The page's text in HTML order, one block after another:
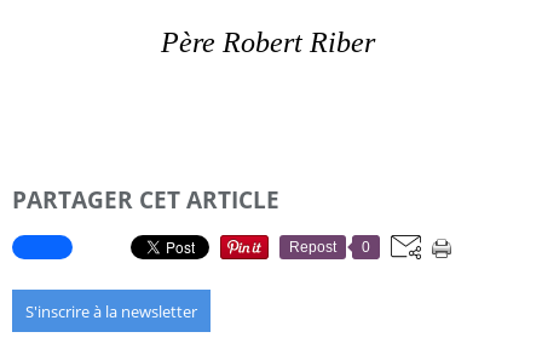
Père Robert Riber
PARTAGER CET ARTICLE
Repost 0
S'inscrire à la newsletter